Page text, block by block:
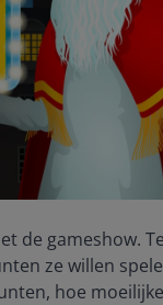
de gameshow.
ze willen
hoe